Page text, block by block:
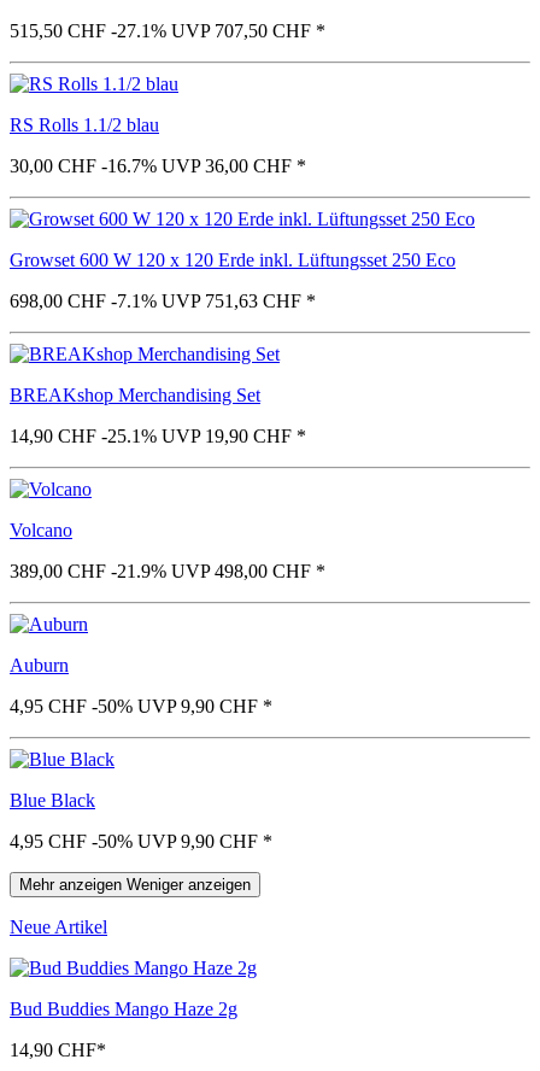
515,50 CHF -27.1% UVP 707,50 CHF *
RS Rolls 1.1/2 blau
30,00 CHF -16.7% UVP 36,00 CHF *
Growset 600 W 120 x 120 Erde inkl. Lüftungsset 250 Eco
698,00 CHF -7.1% UVP 751,63 CHF *
BREAKshop Merchandising Set
14,90 CHF -25.1% UVP 19,90 CHF *
Volcano
389,00 CHF -21.9% UVP 498,00 CHF *
Auburn
4,95 CHF -50% UVP 9,90 CHF *
Blue Black
4,95 CHF -50% UVP 9,90 CHF *
Mehr anzeigen Weniger anzeigen
Neue Artikel
Bud Buddies Mango Haze 2g
14,90 CHF*